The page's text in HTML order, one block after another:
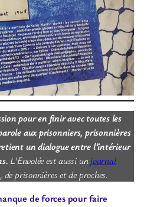
pour en finir avec toutes les
aux prisonniers, prisonnières
un dialogue entre l’intérieur
L’Envolée est aussi unjournal
prisonnières et de proches.
de forces pour faire